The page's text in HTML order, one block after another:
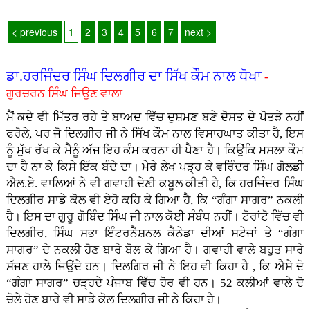
< previous 1 2 3 4 5 6 7 next >
ਡਾ.ਹਰਜਿੰਦਰ ਸਿੰਘ ਦਿਲਗੀਰ ਦਾ ਸਿੱਖ ਕੌਮ ਨਾਲ ਧੋਖਾ-
ਗੁਰਚਰਨ ਸਿੰਘ ਜਿਉਣ ਵਾਲਾ
ਮੈਂ ਕਦੇ ਵੀ ਮਿੱਤਰ ਰਹੇ ਤੇ ਬਾਅਦ ਵਿੱਚ ਦੁਸ਼ਮਣ ਬਣੇ ਦੋਸਤ ਦੇ ਪੋਤੜੇ ਨਹੀਂ
ਫਰੋਲੇ, ਪਰ ਜੋ ਦਿਲਗੀਰ ਜੀ ਨੇ ਸਿੱਖ ਕੌਮ ਨਾਲ ਵਿਸਾਹਘਾਤ ਕੀਤਾ ਹੈ, ਇਸ
ਨੂੰ ਮੁੱਖ ਰੱਖ ਕੇ ਮੈਨੂੰ ਅੱਜ ਇਹ ਕੰਮ ਕਰਨਾ ਹੀ ਪੈਣਾ ਹੈ। ਕਿਉਂਕਿ ਮਸਲਾ ਕੌਮ
ਦਾ ਹੈ ਨਾ ਕੇ ਕਿਸੇ ਇੱਕ ਬੰਦੇ ਦਾ। ਮੇਰੇ ਲੇਖ ਪੜ੍ਹ ਕੇ ਵਰਿੰਦਰ ਸਿੰਘ ਗੋਲਡੀ
ਐਲ.ਏ. ਵਾਲਿਆਂ ਨੇ ਵੀ ਗਵਾਹੀ ਦੇਣੀ ਕਬੂਲ ਕੀਤੀ ਹੈ, ਕਿ ਹਰਜਿੰਦਰ ਸਿੰਘ
ਦਿਲਗੀਰ ਸਾਡੇ ਕੋਲ ਵੀ ਏਹੋ ਕਹਿ ਕੇ ਗਿਆ ਹੈ, ਕਿ “ਗੰਗਾ ਸਾਗਰ” ਨਕਲੀ
ਹੈ। ਇਸ ਦਾ ਗੁਰੂ ਗੋਬਿੰਦ ਸਿੰਘ ਜੀ ਨਾਲ ਕੋਈ ਸੰਬੰਧ ਨਹੀਂ। ਟੋਰਾਂਟੋ ਵਿੱਚ ਵੀ
ਦਿਲਗੀਰ, ਸਿੰਘ ਸਭਾ ਇੰਟਰਨੈਸ਼ਨਲ ਕੈਨੇਡਾ ਦੀਆਂ ਸਟੇਜਾਂ ਤੇ “ਗੰਗਾ
ਸਾਗਰ” ਦੇ ਨਕਲੀ ਹੋਣ ਬਾਰੇ ਬੋਲ ਕੇ ਗਿਆ ਹੈ। ਗਵਾਹੀ ਵਾਲੇ ਬਹੁਤ ਸਾਰੇ
ਸੱਜਣ ਹਾਲੇ ਜਿਉਂਦੇ ਹਨ। ਦਿਲਗਿਰ ਜੀ ਨੇ ਇਹ ਵੀ ਕਿਹਾ ਹੈ , ਕਿ ਐਸੇ ਦੋ
“ਗੰਗਾ ਸਾਗਰ” ਚੜ੍ਹਦੇ ਪੰਜਾਬ ਵਿੱਚ ਹੋਰ ਵੀ ਹਨ। 52 ਕਲੀਆਂ ਵਾਲੇ ਦੋ
ਚੋਲੇ ਹੋਣ ਬਾਰੇ ਵੀ ਸਾਡੇ ਕੋਲ ਦਿਲਗੀਰ ਜੀ ਨੇ ਕਿਹਾ ਹੈ।